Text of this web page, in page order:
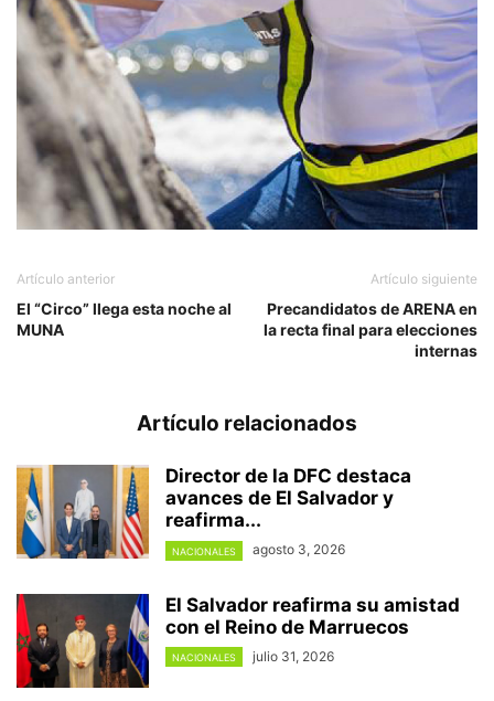
Artículo anterior
El “Circo” llega esta noche al
MUNA
Artículo siguiente
Precandidatos de ARENA en
la recta final para elecciones
internas
Artículo relacionados
Director de la DFC destaca
avances de El Salvador y
reafirma...
NACIONALES agosto 3, 2026
El Salvador reafirma su amistad
con el Reino de Marruecos
NACIONALES julio 31, 2026